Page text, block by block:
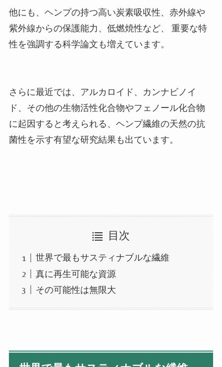
他にも、ヘンプの持つ高い炭素吸収性、赤外線や
紫外線からの保護能力、低燃焼性など、 重要な特
性を強調する科学論文も増えています。
さらに最近では、アルカロイド、カンナビノイ
ド、その他の生物活性化合物やフェノール化合物
に起因すると考えられる、ヘンプ繊維の天然の抗
菌性を示す有望な研究結果も出ています。
目次
世界で最もサスティナブルな繊維
真に再生可能な資源
その可能性は無限大